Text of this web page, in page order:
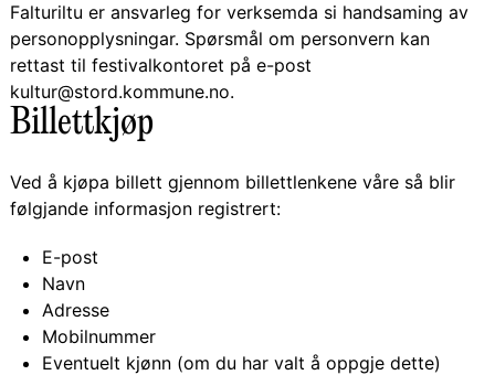
Falturiltu er ansvarleg for verksemda si handsaming av
personopplysningar. Spørsmål om personvern kan
rettast til festivalkontoret på e-post
kultur@stord.kommune.no.
Billettkjøp
Ved å kjøpa billett gjennom billettlenkene våre så blir
følgjande informasjon registrert:
E-post
Navn
Adresse
Mobilnummer
Eventuelt kjønn (om du har valt å oppgje dette)